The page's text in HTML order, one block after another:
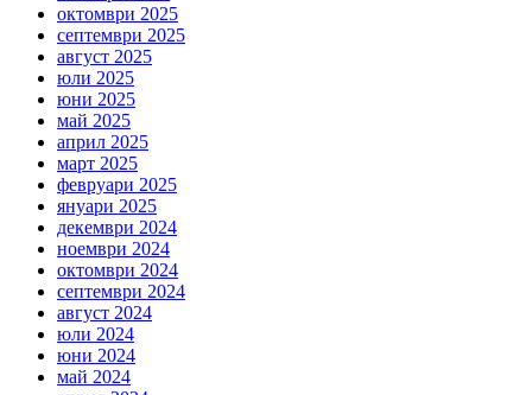
октомври 2025
септември 2025
август 2025
юли 2025
юни 2025
май 2025
април 2025
март 2025
февруари 2025
януари 2025
декември 2024
ноември 2024
октомври 2024
септември 2024
август 2024
юли 2024
юни 2024
май 2024